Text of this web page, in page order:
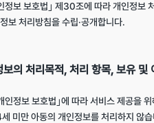
정보 보호법｣ 제30조에 따라 개인정보
보 처리방침을 수립·공개합니다.
보의 처리목적, 처리 항목, 보유 및
인정보 보호법｣에 따라 서비스 제공을
미만 아동의 개인정보를 처리하지 않